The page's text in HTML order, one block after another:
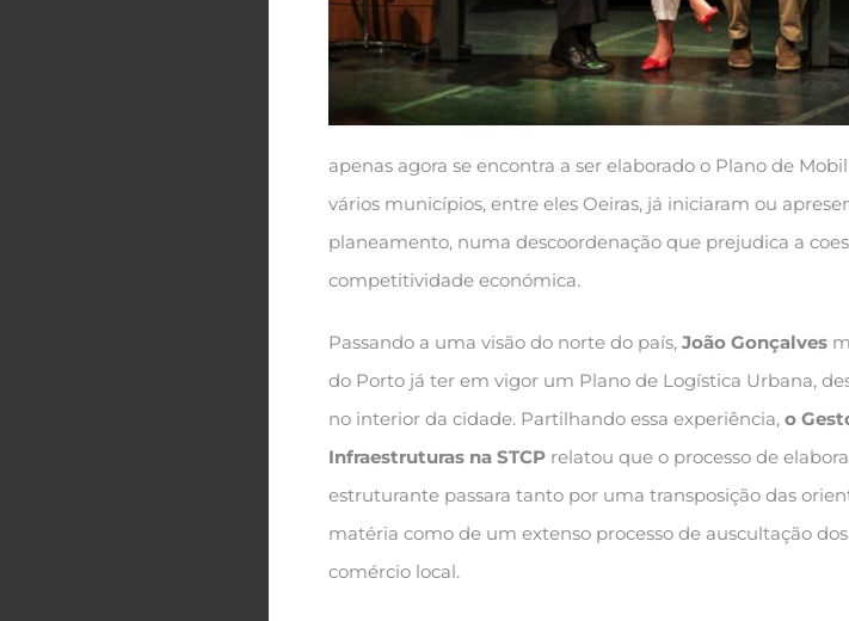
apenas agora se encontra a ser elaborado o Plano de
vários municípios, entre eles Oeiras, já iniciaram ou
planeamento, numa descoordenação que prejudica a
competitividade económica.
Passando a uma visão do norte do país, João Gonçalves
do Porto já ter em vigor um Plano de Logística Urbana,
no interior da cidade. Partilhando essa experiência, o
Infraestruturas na STCPrelatou que o processo de
estruturante passara tanto por uma transposição das
matéria como de um extenso processo de auscultação
comércio local.